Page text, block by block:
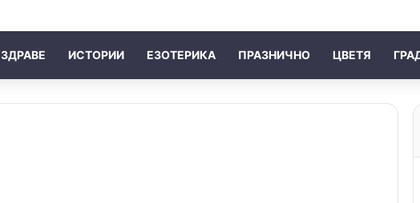
ЗДРАВЕ ИСТОРИИ ЕЗОТЕРИКА ПРАЗНИЧНО ЦВЕТЯ